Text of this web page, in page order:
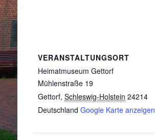
VERANSTALTUNGSORT
Heimatmuseum Gettorf
Mühlenstraße 19
Gettorf, Schleswig-Holstein 24214
Deutschland Google Karte anzeigen